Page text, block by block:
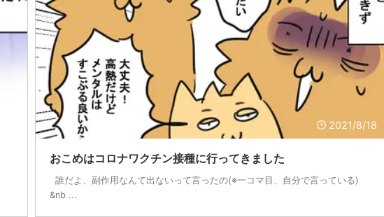
2021/8/18
おこめはコロナワクチン接種に行ってきました
誰だよ、副作用なんて出ないって言ったの(※一コマ目、自分で言っている)
&nb ...